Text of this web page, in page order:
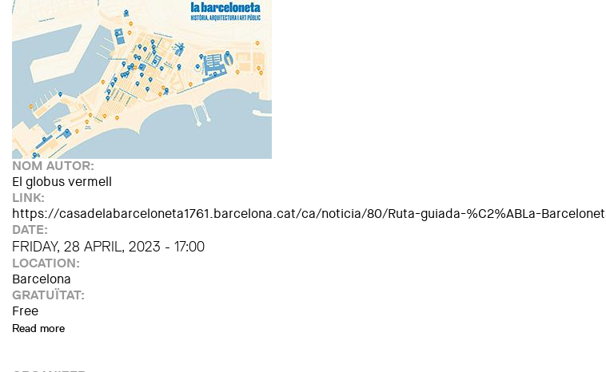
NOM AUTOR:
El globus vermell
LINK:
https://casadelabarceloneta1761.barcelona.cat/ca/noticia/80/Ruta-guiada-%C2%ABLa-
DATE:
FRIDAY, 28 APRIL, 2023 - 17:00
LOCATION:
Barcelona
GRATUÏTAT:
Free
Read more